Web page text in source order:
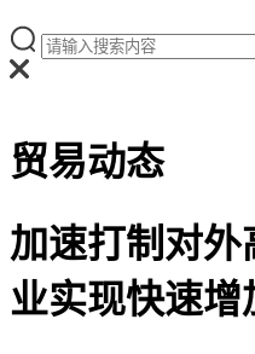
贸易动态
加速打制对
业实现快速增